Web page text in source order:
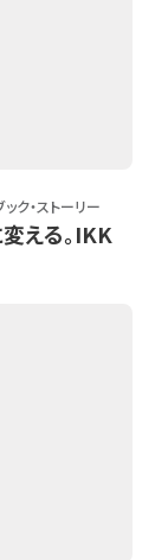
ク・ストーリー
える。IKK